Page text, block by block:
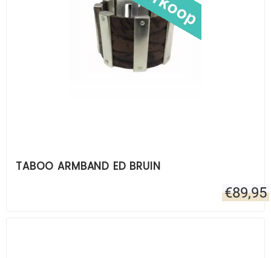
TABOO ARMBAND ED BRUIN
€89,95